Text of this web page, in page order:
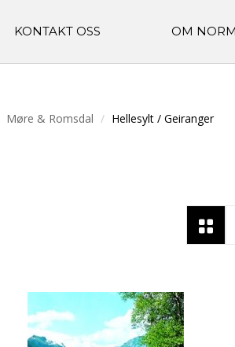
KONTAKT OSS OM
Møre & Romsdal Hellesylt / Geiranger